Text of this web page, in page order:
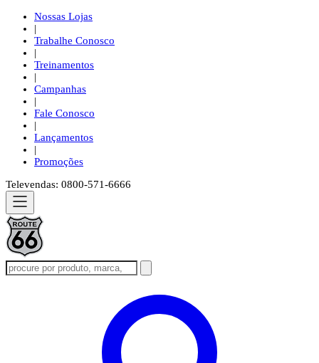
Nossas Lojas
|
Trabalhe Conosco
|
Treinamentos
|
Campanhas
|
Fale Conosco
|
Lançamentos
|
Promoções
Televendas: 0800-571-6666